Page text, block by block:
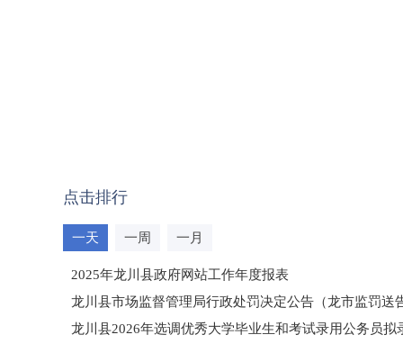
点击排行
一天 一周 一月
2025年龙川县政府网站工作年度报表
龙川县市场监督管理局行政处罚决定公告（龙市监罚送
龙川县2026年选调优秀大学毕业生和考试录用公务员拟